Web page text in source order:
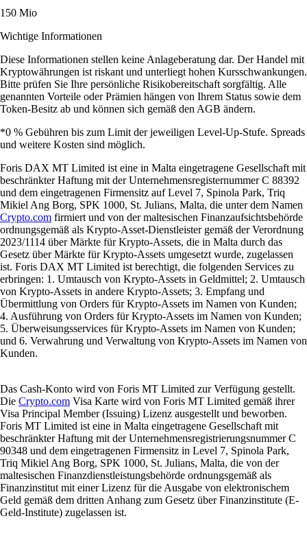
150 Mio
Wichtige Informationen
Diese Informationen stellen keine Anlageberatung dar. Der Handel mit
Kryptowährungen ist riskant und unterliegt hohen Kursschwankungen.
Bitte prüfen Sie Ihre persönliche Risikobereitschaft sorgfältig. Alle
genannten Vorteile oder Prämien hängen von Ihrem Status sowie dem
Token-Besitz ab und können sich gemäß den AGB ändern.
*0 % Gebühren bis zum Limit der jeweiligen Level-Up-Stufe. Spreads
und weitere Kosten sind möglich.
Foris DAX MT Limited ist eine in Malta eingetragene Gesellschaft mit
beschränkter Haftung mit der Unternehmensregisternummer C 88392
und dem eingetragenen Firmensitz auf Level 7, Spinola Park, Triq
Mikiel Ang Borg, SPK 1000, St. Julians, Malta, die unter dem Namen
Crypto.com firmiert und von der maltesischen Finanzaufsichtsbehörde
ordnungsgemäß als Krypto-Asset-Dienstleister gemäß der Verordnung
2023/1114 über Märkte für Krypto-Assets, die in Malta durch das
Gesetz über Märkte für Krypto-Assets umgesetzt wurde, zugelassen
ist. Foris DAX MT Limited ist berechtigt, die folgenden Services zu
erbringen: 1. Umtausch von Krypto-Assets in Geldmittel; 2. Umtausch
von Krypto-Assets in andere Krypto-Assets; 3. Empfang und
Übermittlung von Orders für Krypto-Assets im Namen von Kunden;
4. Ausführung von Orders für Krypto-Assets im Namen von Kunden;
5. Überweisungsservices für Krypto-Assets im Namen von Kunden;
und 6. Verwahrung und Verwaltung von Krypto-Assets im Namen von
Kunden.
Das Cash-Konto wird von Foris MT Limited zur Verfügung gestellt.
Die Crypto.com Visa Karte wird von Foris MT Limited gemäß ihrer
Visa Principal Member (Issuing) Lizenz ausgestellt und beworben.
Foris MT Limited ist eine in Malta eingetragene Gesellschaft mit
beschränkter Haftung mit der Unternehmensregistrierungsnummer C
90348 und dem eingetragenen Firmensitz in Level 7, Spinola Park,
Triq Mikiel Ang Borg, SPK 1000, St. Julians, Malta, die von der
maltesischen Finanzdienstleistungsbehörde ordnungsgemäß als
Finanzinstitut mit einer Lizenz für die Ausgabe von elektronischem
Geld gemäß dem dritten Anhang zum Gesetz über Finanzinstitute (E-
Geld-Institute) zugelassen ist.